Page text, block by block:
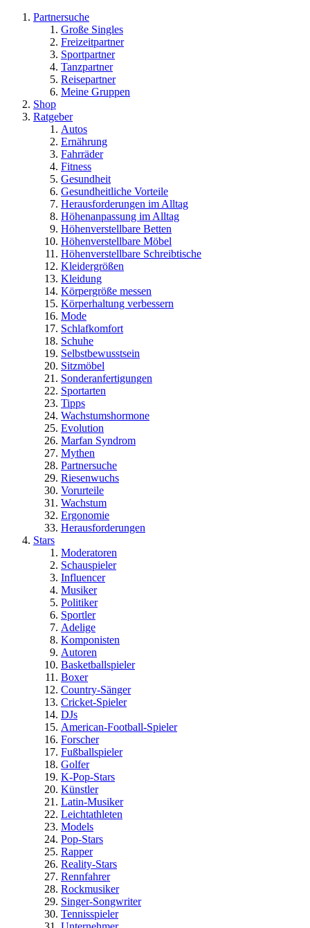
Partnersuche
Große Singles
Freizeitpartner
Sportpartner
Tanzpartner
Reisepartner
Meine Gruppen
Shop
Ratgeber
Autos
Ernährung
Fahrräder
Fitness
Gesundheit
Gesundheitliche Vorteile
Herausforderungen im Alltag
Höhenanpassung im Alltag
Höhenverstellbare Betten
Höhenverstellbare Möbel
Höhenverstellbare Schreibtische
Kleidergrößen
Kleidung
Körpergröße messen
Körperhaltung verbessern
Mode
Schlafkomfort
Schuhe
Selbstbewusstsein
Sitzmöbel
Sonderanfertigungen
Sportarten
Tipps
Wachstumshormone
Evolution
Marfan Syndrom
Mythen
Partnersuche
Riesenwuchs
Vorurteile
Wachstum
Ergonomie
Herausforderungen
Stars
Moderatoren
Schauspieler
Influencer
Musiker
Politiker
Sportler
Adelige
Komponisten
Autoren
Basketballspieler
Boxer
Country-Sänger
Cricket-Spieler
DJs
American-Football-Spieler
Forscher
Fußballspieler
Golfer
K-Pop-Stars
Künstler
Latin-Musiker
Leichtathleten
Models
Pop-Stars
Rapper
Reality-Stars
Rennfahrer
Rockmusiker
Singer-Songwriter
Tennisspieler